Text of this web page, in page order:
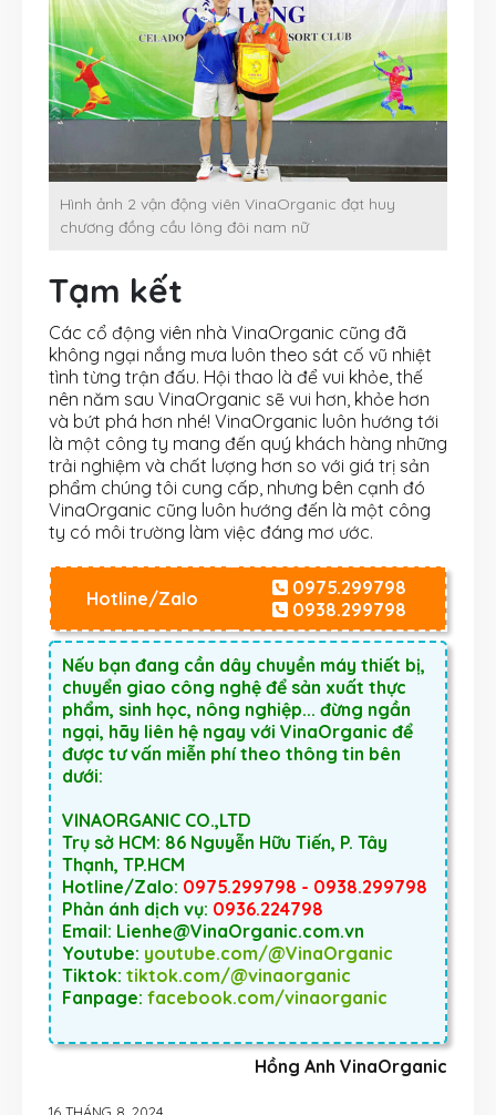
Hình ảnh 2 vận động viên VinaOrganic đạt huy
chương đồng cầu lông đôi nam nữ
Tạm kết
Các cổ động viên nhà VinaOrganic cũng đã
không ngại nắng mưa luôn theo sát cố vũ nhiệt
tình từng trận đấu. Hội thao là để vui khỏe, thế
nên năm sau VinaOrganic sẽ vui hơn, khỏe hơn
và bứt phá hơn nhé! VinaOrganic luôn hướng tới
là một công ty mang đến quý khách hàng những
trải nghiệm và chất lượng hơn so với giá trị sản
phẩm chúng tôi cung cấp, nhưng bên cạnh đó
VinaOrganic cũng luôn hướng đến là một công
ty có môi trường làm việc đáng mơ ước.
Hotline/Zalo
0975.299798
0938.299798
Nếu bạn đang cần dây chuyền máy thiết bị,
chuyển giao công nghệ để sản xuất thực
phẩm, sinh học, nông nghiệp... đừng ngần
ngại, hãy liên hệ ngay với VinaOrganic để
được tư vấn miễn phí theo thông tin bên
dưới:
VINAORGANIC CO.,LTD
Trụ sở HCM: 86 Nguyễn Hữu Tiến, P. Tây
Thạnh, TP.HCM
Hotline/Zalo: 0975.299798 - 0938.299798
Phản ánh dịch vụ: 0936.224798
Email: Lienhe@VinaOrganic.com.vn
Youtube: youtube.com/@VinaOrganic
Tiktok: tiktok.com/@vinaorganic
Fanpage: facebook.com/vinaorganic
Hồng Anh VinaOrganic